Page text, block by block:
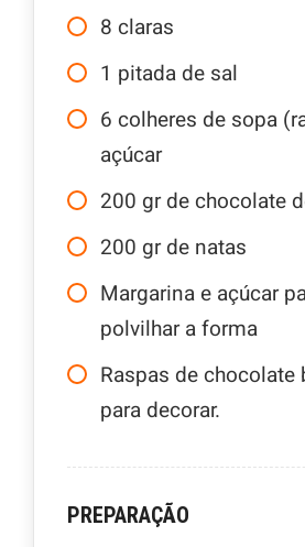
8 claras
1 pitada de sal
6 colheres de sopa
açúcar
200 gr de chocolate
200 gr de natas
Margarina e açúcar
polvilhar a forma
Raspas de chocolate
para decorar.
PREPARAÇÃO